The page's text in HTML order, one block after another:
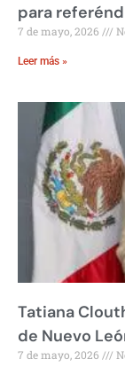
para
7 de mayo, 2026
Leer más »
Tatiana
de Nuevo
7 de mayo, 2026